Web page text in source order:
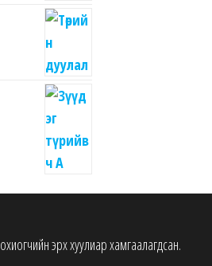
эрх хуулиар хамгаалагдсан.